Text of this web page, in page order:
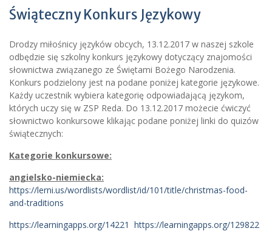
Świąteczny Konkurs Językowy
Drodzy miłośnicy języków obcych, 13.12.2017 w naszej szkole
odbędzie się szkolny konkurs językowy dotyczący znajomości
słownictwa związanego ze Świętami Bożego Narodzenia.
Konkurs podzielony jest na podane poniżej kategorie językowe.
Każdy uczestnik wybiera kategorię odpowiadającą językom,
których uczy się w ZSP Reda. Do 13.12.2017 możecie ćwiczyć
słownictwo konkursowe klikając podane poniżej linki do quizów
świątecznych:
Kategorie konkursowe:
angielsko-niemiecka:
https://lerni.us/wordlists/wordlist/id/101/title/christmas-food-
and-traditions
https://learningapps.org/14221 https://learningapps.org/129822